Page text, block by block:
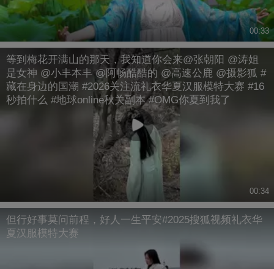
00:33
等到梅花开满山的那天，我知道你会来@张朝阳 @涛姐
是女神 @小丰本丰 @阿畅酷酷的 @高速公鹿 @摄影狐 #
藏在身边的国潮 #2026关注流礼衣华夏汉服模特大赛 #16
秒拍什么 #地球online秋关副本 #OMG你夏到我了
00:34
但行好事莫问前程，好人一生平安#2025搜狐视频礼衣华
夏汉服模特大赛